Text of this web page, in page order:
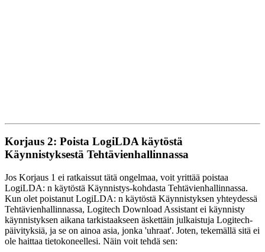
Korjaus 2: Poista LogiLDA käytöstä
Käynnistyksestä Tehtävienhallinnassa
Jos Korjaus 1 ei ratkaissut tätä ongelmaa, voit yrittää poistaa
LogiLDA: n käytöstä Käynnistys-kohdasta Tehtävienhallinnassa.
Kun olet poistanut LogiLDA: n käytöstä Käynnistyksen yhteydessä
Tehtävienhallinnassa, Logitech Download Assistant ei käynnisty
käynnistyksen aikana tarkistaakseen äskettäin julkaistuja Logitech-
päivityksiä, ja se on ainoa asia, jonka 'uhraat'. Joten, tekemällä sitä ei
ole haittaa tietokoneellesi. Näin voit tehdä sen: